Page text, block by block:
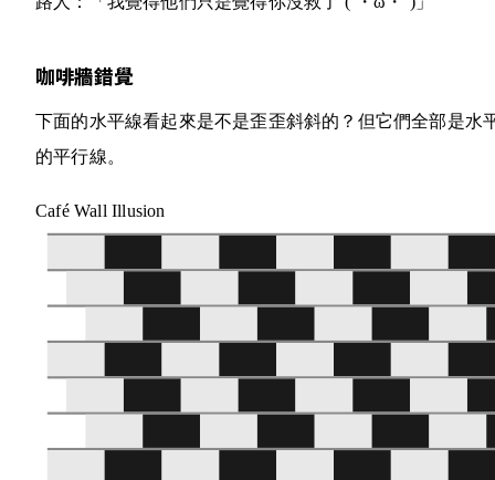
咖啡牆錯覺
下面的水平線看起來是不是歪歪斜斜的？但它們全部是水
的平行線。
Café Wall Illusion